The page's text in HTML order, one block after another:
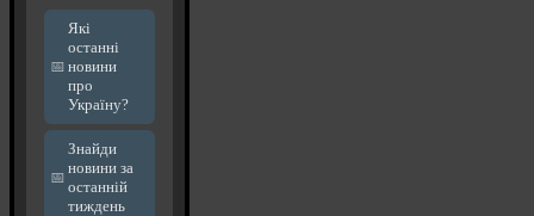
Які
останні
новини
про
Україну?
Знайди
новини за
останній
тиждень